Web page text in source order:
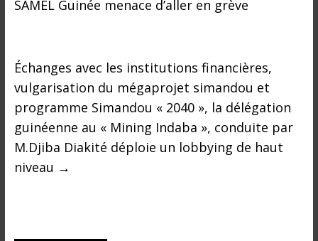
SAMEL Guinée menace d’aller en grève
Échanges avec les institutions financières,
vulgarisation du mégaprojet simandou et
programme Simandou « 2040 », la délégation
guinéenne au « Mining Indaba », conduite par
M.Djiba Diakité déploie un lobbying de haut
niveau →